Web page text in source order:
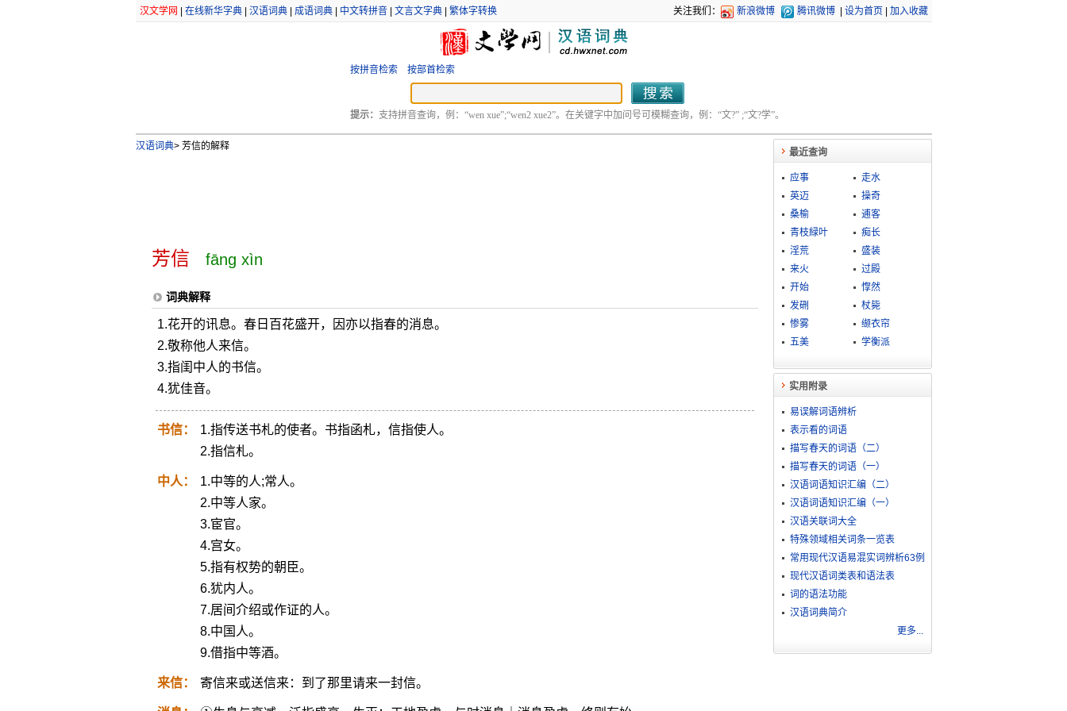
汉文学网 在线新华字典| 汉语词典| 成语词典| 中文转拼音| 文言文字典| 繁体字转换 关注我们： 新浪微博 腾讯微博 设为首页 加入收藏
按拼音检索 按部首检索
提示： 支持拼音查询，例：“wen xue”;“wen2 xue2”。在关键字中加问号可模糊查询，例：“文?” ;“文?学”。
汉语词典>芳信的解释
芳信 fāng xìn
词典解释
1.花开的讯息。春日百花盛开，因亦以指春的消息。
2.敬称他人来信。
3.指闺中人的书信。
4.犹佳音。
书信：
1.指传送书札的使者。书指函札，信指使人。
2.指信札。
中人：
1.中等的人;常人。
2.中等人家。
3.宦官。
4.宫女。
5.指有权势的朝臣。
6.犹内人。
7.居间介绍或作证的人。
8.中国人。
9.借指中等酒。
来信： 寄信来或送信来：到了那里请来一封信。
最近查询
应事
走水
英迈
操奇
桑榆
逋客
青枝緑叶
痴长
淫荒
盛装
来火
过殿
开始
惸然
发硎
杖毙
惨雾
缬衣帘
五美
学衡派
实用附录
易误解词语辨析
表示看的词语
描写春天的词语（二）
描写春天的词语（一）
汉语词语知识汇编（二）
汉语词语知识汇编（一）
汉语关联词大全
特殊领域相关词条一览表
常用现代汉语易混实词辨析63例
现代汉语词类表和语法表
词的语法功能
汉语词典简介
更多...